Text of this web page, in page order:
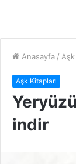
Anasayfa / Aşk
Aşk Kitapları
indir